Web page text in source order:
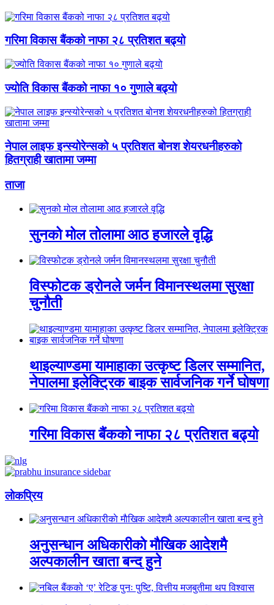
गरिमा विकास बैंकको नाफा २८ प्रतिशत बढ्यो
ज्योति विकास बैंकको नाफा १० गुणाले बढ्यो
नेपाल लाइफ इन्स्योरेन्सको ५ प्रतिशत बोनश शेयरधनीहरुको
हितग्राही खातामा जम्मा
ताजा
सुनको मोल तोलामा आठ हजारले वृद्धि
विस्फोटक ड्रोनले जर्मन विमानस्थलमा सुरक्षा
चुनौती
थाइल्याण्डमा यामाहाका उत्कृष्ट डिलर सम्मानित,
नेपालमा इलेक्ट्रिक बाइक सार्वजनिक गर्ने घोषणा
गरिमा विकास बैंकको नाफा २८ प्रतिशत बढ्यो
लाेकप्रिय
अनुसन्धान अधिकारीकाे माैखिक आदेशमै
अल्पकालीन खाता बन्द हुने